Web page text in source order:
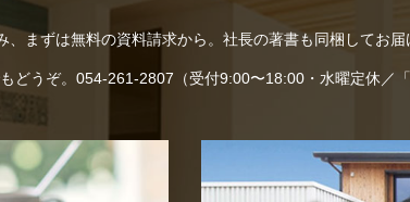
、まずは無料の資料請求から。社長の著書も同梱してお届
どうぞ。054-261-2807（受付9:00〜18:00・水曜定休／